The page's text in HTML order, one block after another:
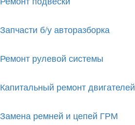
Запчасти б/у авто­разборка
Ремонт рулевой системы
Капи­тальный ремонт двигателей
Замена ремней и цепей ГРМ